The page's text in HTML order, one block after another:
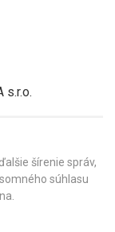
s.r.o.
šírenie správ,
súhlasu